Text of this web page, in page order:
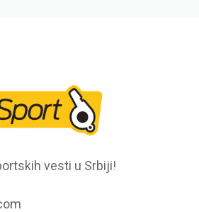
vesti u Srbiji!